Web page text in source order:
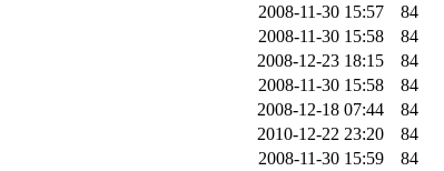
2008-11-30 15:57
84
2008-11-30 15:58
84
2008-12-23 18:15
84
2008-11-30 15:58
84
2008-12-18 07:44
84
2010-12-22 23:20
84
2008-11-30 15:59
84